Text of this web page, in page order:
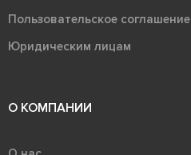
Пользовательское соглашение
Юридическим лицам
О КОМПАНИИ